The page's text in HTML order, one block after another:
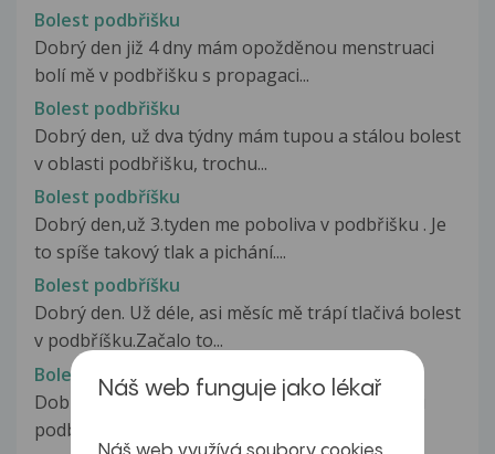
Bolest podbřišku
Dobrý den již 4 dny mám opožděnou menstruaci
bolí mě v podbřišku s propagaci...
Bolest podbřišku
Dobrý den, už dva týdny mám tupou a stálou bolest
v oblasti podbřišku, trochu...
Bolest podbříšku
Dobrý den,už 3.tyden me poboliva v podbřišku . Je
to spíše takový tlak a pichání....
Bolest podbříšku
Dobrý den. Už déle, asi měsíc mě trápí tlačivá bolest
v podbříšku.Začalo to...
Bolest podbřišku
Dobry den, uz par dni me nekdy i dost silne boli
podbrisek. Obcas je to spojeno...
Náš web funguje jako lékař